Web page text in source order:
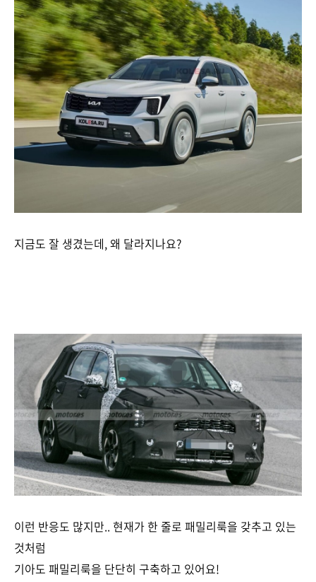
지금도 잘 생겼는데, 왜 달라지나요?
이런 반응도 많지만.. 현재가 한 줄로 패밀리룩을 갖추고 있는
것처럼
기아도 패밀리룩을 단단히 구축하고 있어요!